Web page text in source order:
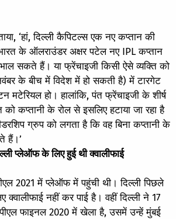
‘हां, दिल्ली कैपिटल्स एक नए कप्तान की
के ऑलराउंडर अक्षर पटेल नए IPL कप्तान
सकते हैं। या फ्रेंचाइजी किसी ऐसे व्यक्ति को
के बीच में विदेश में हो सकती है) में टारगेट
मटेरियल हो। हालांकि, पंत फ्रेंचाइजी के शीर्ष
कप्तानी के रोल से इसलिए हटाया जा रहा है
ग्रुप को लगता है कि वह बिना कप्तानी के
हैं।’
प्लेऑफ के लिए हुई थी क्वालीफाई
2021 में प्लेऑफ में पहुंची थी। दिल्ली पिछले
नहीं कर पाई है। वहीं दिल्ली ने 17
फाइनल 2020 में खेला है, उसमें उन्हें मुंबई